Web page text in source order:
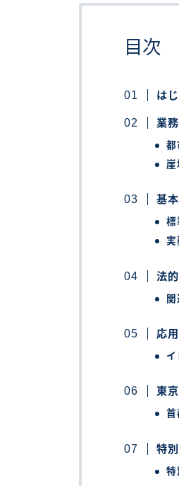
目次
は
業
都
基
標
実
法
応
東
首
特
特